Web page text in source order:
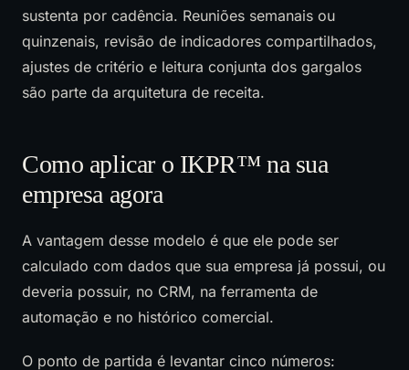
sustenta por cadência. Reuniões semanais ou
quinzenais, revisão de indicadores compartilhados,
ajustes de critério e leitura conjunta dos gargalos
são parte da arquitetura de receita.
Como aplicar o IKPR™ na sua
empresa agora
A vantagem desse modelo é que ele pode ser
calculado com dados que sua empresa já possui, ou
deveria possuir, no CRM, na ferramenta de
automação e no histórico comercial.
O ponto de partida é levantar cinco números: